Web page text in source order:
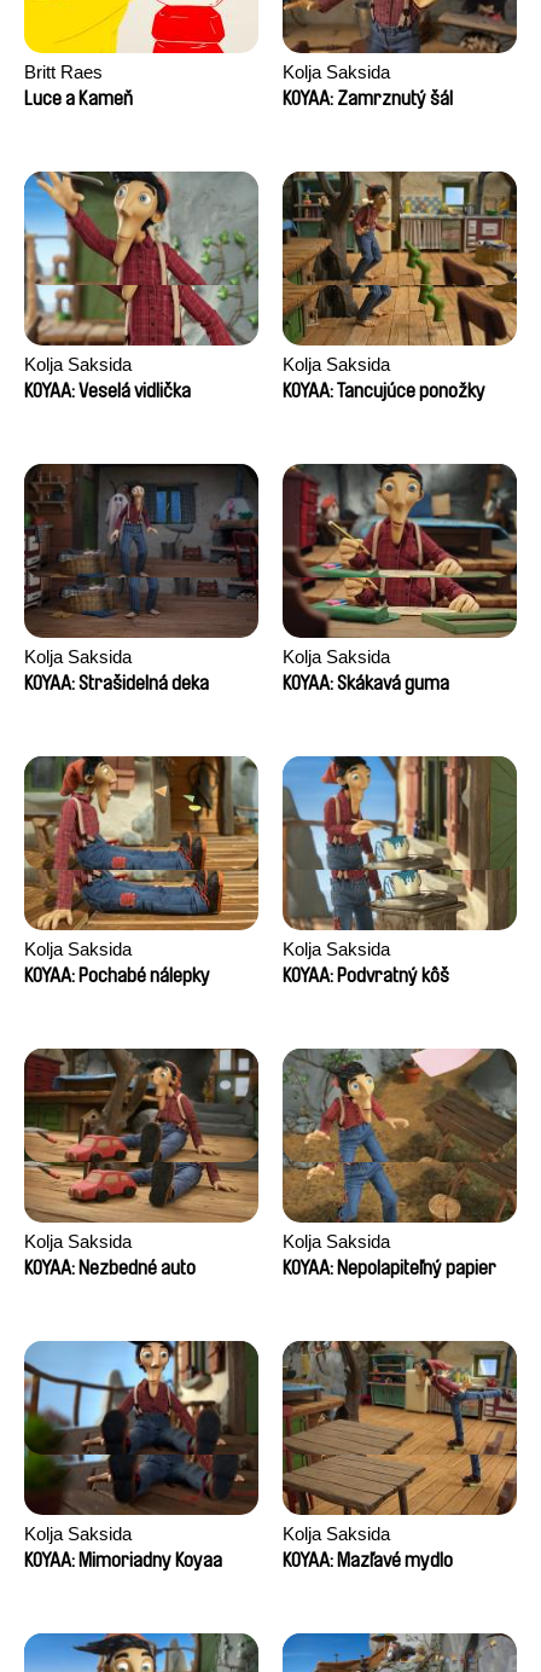
Britt Raes
Luce a Kameň
Kolja Saksida
KOYAA: Zamrznutý šál
Kolja Saksida
KOYAA: Veselá vidlička
Kolja Saksida
KOYAA: Tancujúce ponožky
Kolja Saksida
KOYAA: Strašidelná deka
Kolja Saksida
KOYAA: Skákavá guma
Kolja Saksida
KOYAA: Pochabé nálepky
Kolja Saksida
KOYAA: Podvratný kôš
Kolja Saksida
KOYAA: Nezbedné auto
Kolja Saksida
KOYAA: Nepolapiteľný papier
Kolja Saksida
KOYAA: Mimoriadny Koyaa
Kolja Saksida
KOYAA: Mazľavé mydlo